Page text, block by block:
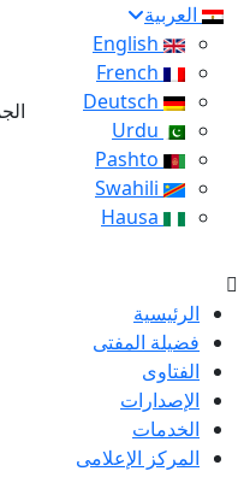
العربية
الرئيسية
فضيلة المفتى
الفتاوى
الإصدارات
الخدمات
المركز الإعلامى